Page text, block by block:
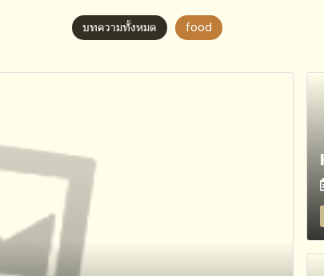
บทความทั้งหมด food